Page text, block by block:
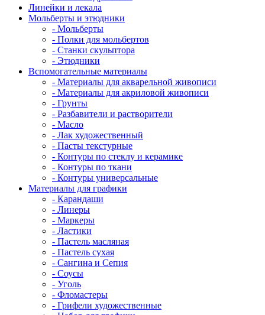
Линейки и лекала
Мольберты и этюдники
- Мольберты
- Полки для мольбертов
- Станки скульптора
- Этюдники
Вспомогательные материалы
- Материалы для акварельной живописи
- Материалы для акриловой живописи
- Грунты
- Разбавители и растворители
- Масло
- Лак художественный
- Пасты текстурные
- Контуры по стеклу и керамике
- Контуры по ткани
- Контуры универсальные
Материалы для графики
- Карандаши
- Линеры
- Маркеры
- Ластики
- Пастель масляная
- Пастель сухая
- Сангина и Сепия
- Соусы
- Уголь
- Фломастеры
- Грифели художественные